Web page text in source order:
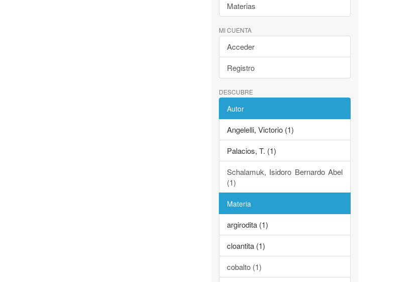
Materias
MI CUENTA
Acceder
Registro
DESCUBRE
Autor
Angelelli, Victorio (1)
Palacios, T. (1)
Schalamuk, Isidoro Bernardo Abel
(1)
Materia
argirodita (1)
cloantita (1)
cobalto (1)